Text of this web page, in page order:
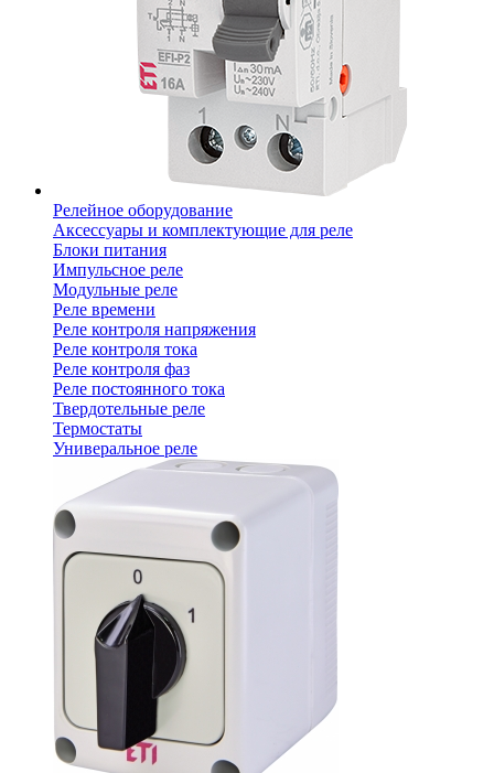
Релейное оборудование
Аксессуары и комплектующие для реле
Блоки питания
Импульсное реле
Модульные реле
Реле времени
Реле контроля напряжения
Реле контроля тока
Реле контроля фаз
Реле постоянного тока
Твердотельные реле
Термостаты
Универальное реле